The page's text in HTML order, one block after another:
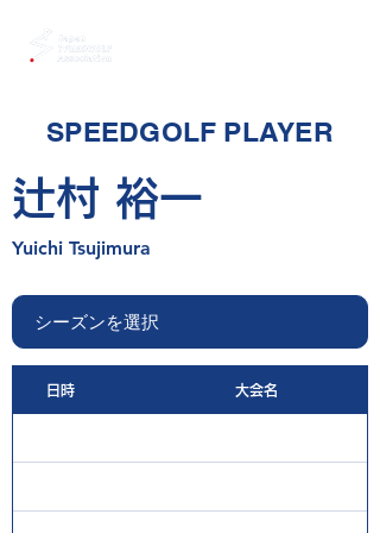
SPEEDGOLF PLAYER
辻村 裕一
Yuichi Tsujimura
日時 大会名